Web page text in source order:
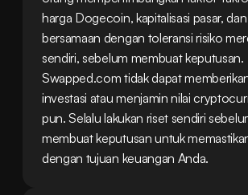
harga Dogecoin, kapitalisasi pasar,
bersamaan dengan toleransi risiko
sendiri, sebelum membuat keputusan.
Swapped.com tidak dapat
investasi atau menjamin nilai
pun. Selalu lakukan riset sendiri
membuat keputusan untuk
dengan tujuan keuangan Anda.